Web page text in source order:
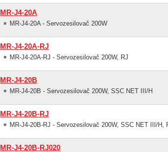
MR-J4-20A
MR-J4-20A - Servozesilovač 200W
MR-J4-20A-RJ
MR-J4-20A-RJ - Servozesilovač 200W, RJ
MR-J4-20B
MR-J4-20B - Servozesilovač 200W, SSC NET III/H
MR-J4-20B-RJ
MR-J4-20B-RJ - Servozesilovač 200W, SSC NET III/H,
MR-J4-20B-RJ020